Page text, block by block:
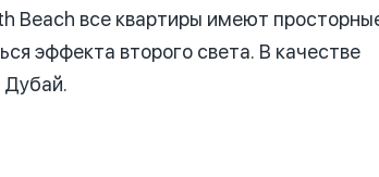
Beach все квартиры имеют
эффекта второго света. В качестве
Дубай.